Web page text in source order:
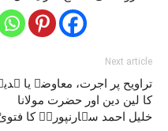
Next article
تراویح پر اجرت، معاوضہ یا
کا لین دین اور حضرت مولانا
خلیل احمد سہارنپوریؒ کا